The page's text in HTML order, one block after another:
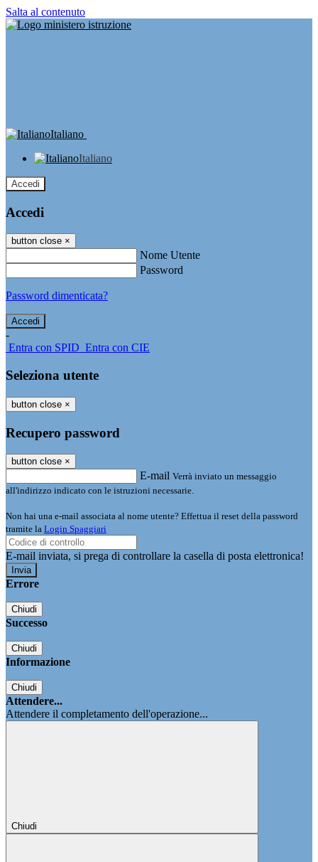
Salta al contenuto
Italiano
Italiano
Accedi
Accedi
button close ×
Nome Utente
Password
Password dimenticata?
-
Entra con SPID Entra con CIE
Seleziona utente
button close ×
Recupero password
button close ×
E-mail Verrà inviato un messaggio
all'indirizzo indicato con le istruzioni necessarie.
Non hai una e-mail associata al nome utente? Effettua il reset della password
tramite la Login Spaggiari
E-mail inviata, si prega di controllare la casella di posta elettronica!
Errore
Chiudi
Successo
Chiudi
Informazione
Chiudi
Attendere...
Attendere il completamento dell'operazione...
Chiudi